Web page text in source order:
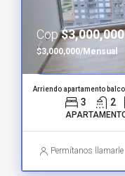
Cop$3,000,000
$3,000,000/Mensual
Arriendo apartamento
3 2
Permítanos llamarle